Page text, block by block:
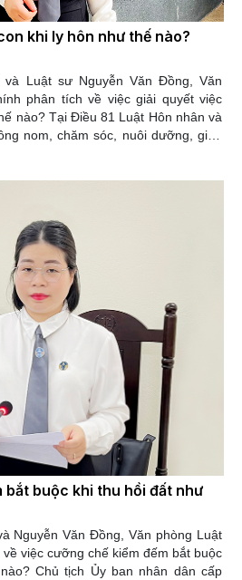
khi ly hôn như thế nào?
Luật sư Nguyễn Văn Đồng, Văn
phân tích về việc giải quyết việc
nào? Tại Điều 81 Luật Hôn nhân và
nom, chăm sóc, nuôi dưỡng, giáo
định của Luật Hôn nhân và Gia
luật khác có liên quan.
bắt buộc khi thu hồi đất như
Nguyễn Văn Đồng, Văn phòng Luật
việc cưỡng chế kiểm đếm bắt buộc
Chủ tịch Ủy ban nhân dân cấp